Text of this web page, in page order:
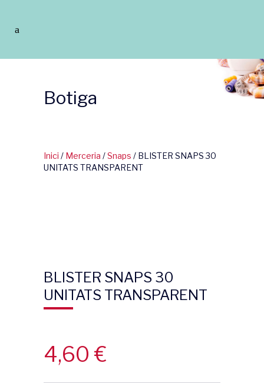
Botiga
Inici / Merceria /Snaps / BLISTER SNAPS 30
UNITATS TRANSPARENT
BLISTER SNAPS 30
UNITATS TRANSPARENT
4,60 €